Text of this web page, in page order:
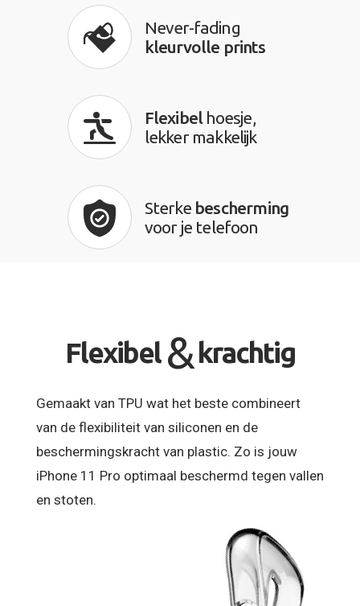
Never-fading
kleurvolle prints
Flexibelhoesje,
lekker makkelijk
Sterke bescherming
voor je telefoon
Flexibel &krachtig
Gemaakt van TPU wat het beste combineert
van de flexibiliteit van siliconen en de
beschermingskracht van plastic. Zo is jouw
iPhone 11 Pro optimaal beschermd tegen vallen
en stoten.